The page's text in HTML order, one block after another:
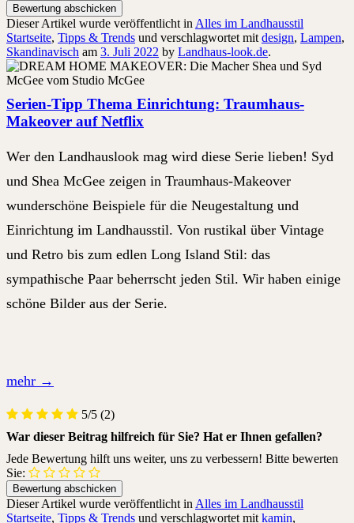
Dieser Artikel wurde veröffentlicht in Alles im Landhausstil
Startseite, Tipps & Trends und verschlagwortet mit design, Lampen,
Skandinavisch am 3. Juli 2022 by Landhaus-look.de.
Serien-Tipp Thema Einrichtung: Traumhaus-
Makeover auf Netflix
Wer den Landhauslook mag wird diese Serie lieben! Syd
und Shea McGee zeigen in Traumhaus-Makeover
wunderschöne Beispiele für die Neugestaltung und
Einrichtung im Landhausstil. Von rustikal über Vintage
und Retro bis zum edlen Long Island Stil: das
sympathische Paar beherrscht jeden Stil. Wir haben einige
schöne Bilder aus der Serie.
mehr →
5/5 (2)
War dieser Beitrag hilfreich für Sie? Hat er Ihnen gefallen?
Jede Bewertung hilft uns weiter, uns zu verbessern! Bitte bewerten
Sie:
Dieser Artikel wurde veröffentlicht in Alles im Landhausstil
Startseite, Tipps & Trends und verschlagwortet mit kamin,